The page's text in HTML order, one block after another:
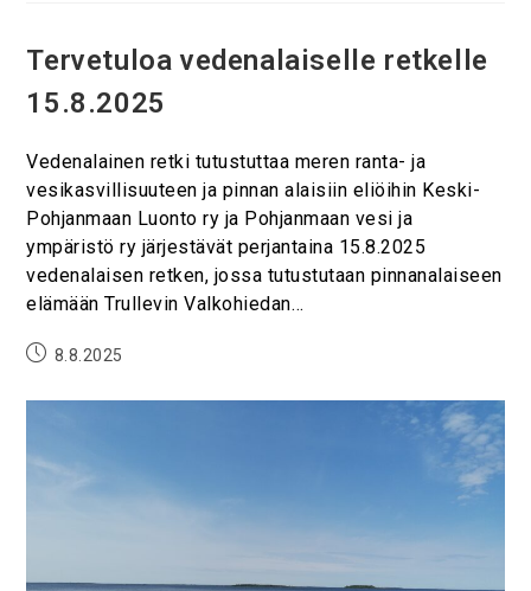
Tervetuloa vedenalaiselle retkelle
15.8.2025
Vedenalainen retki tutustuttaa meren ranta- ja
vesikasvillisuuteen ja pinnan alaisiin eliöihin Keski-
Pohjanmaan Luonto ry ja Pohjanmaan vesi ja
ympäristö ry järjestävät perjantaina 15.8.2025
vedenalaisen retken, jossa tutustutaan pinnanalaiseen
elämään Trullevin Valkohiedan…
8.8.2025